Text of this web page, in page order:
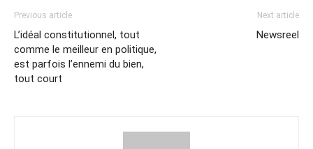
Previous article
L’idéal constitutionnel, tout
comme le meilleur en politique,
est parfois l’ennemi du bien,
tout court
Next article
Newsreel